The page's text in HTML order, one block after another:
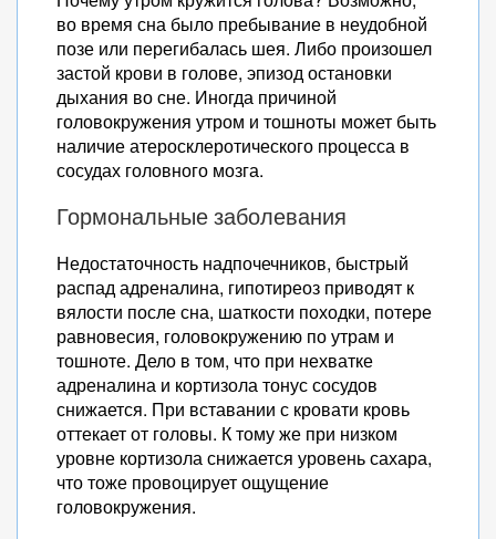
во время сна было пребывание в неудобной
позе или перегибалась шея. Либо произошел
застой крови в голове, эпизод остановки
дыхания во сне. Иногда причиной
головокружения утром и тошноты может быть
наличие атеросклеротического процесса в
сосудах головного мозга.
Гормональные заболевания
Недостаточность надпочечников, быстрый
распад адреналина, гипотиреоз приводят к
вялости после сна, шаткости походки, потере
равновесия, головокружению по утрам и
тошноте. Дело в том, что при нехватке
адреналина и кортизола тонус сосудов
снижается. При вставании с кровати кровь
оттекает от головы. К тому же при низком
уровне кортизола снижается уровень сахара,
что тоже провоцирует ощущение
головокружения.